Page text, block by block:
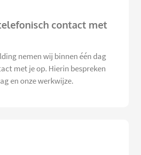
contact met
nemen wij binnen één dag
met je op. Hierin bespreken
en onze werkwijze.